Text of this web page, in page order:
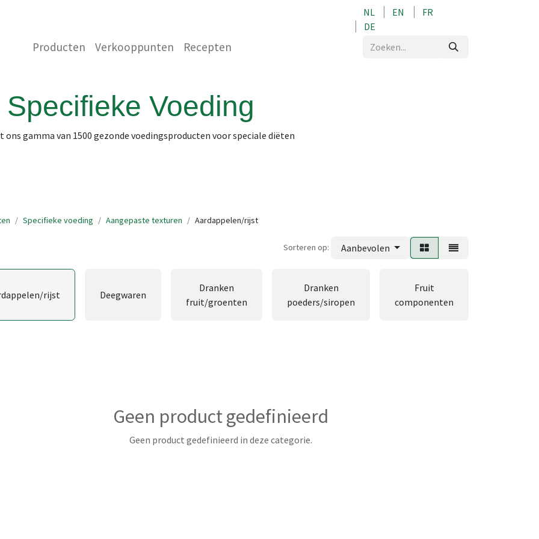
NL EN
FR
DE
Producten Verkooppunten Recepten
Specifieke Voeding
ons gamma van 1500 gezonde voedingsproducten voor speciale diëten
Specifieke voeding Aangepaste texturen Aardappelen/rijst
Sorteren op: Aanbevolen
rijst Deegwaren
Dranken
fruit/groenten
Dranken
poeders/siropen
Fruit
componenten
Geen product gedefinieerd
Geen product gedefinieerd in deze categorie.